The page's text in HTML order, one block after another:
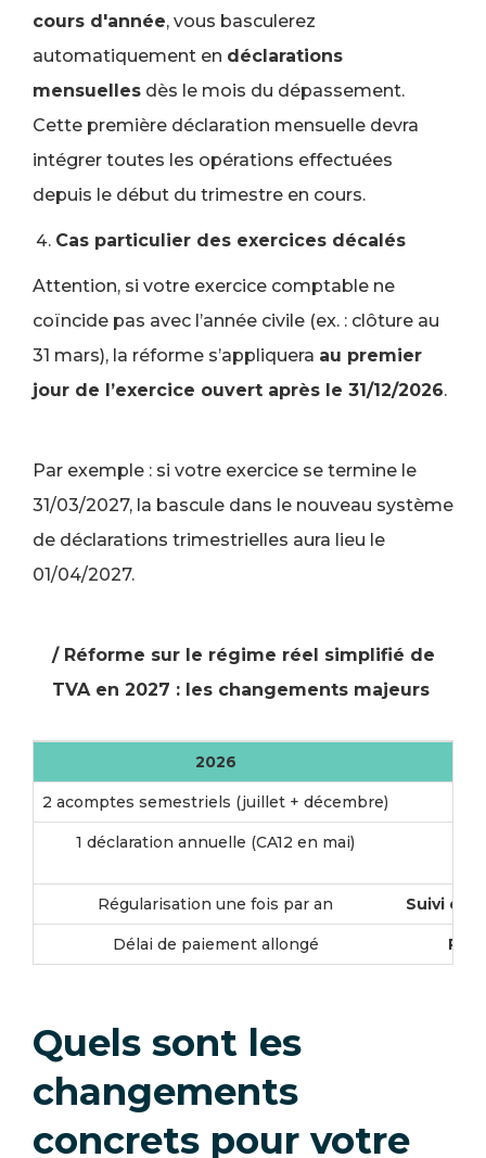
cours d'année, vous basculerez
automatiquement en déclarations
mensuelles dès le mois du dépassement.
Cette première déclaration mensuelle devra
intégrer toutes les opérations effectuées
depuis le début du trimestre en cours.
Cas particulier des exercices décalés
Attention, si votre exercice comptable ne
coïncide pas avec l’année civile (ex. : clôture au
31 mars), la réforme s’appliquera au premier
jour de l’exercice ouvert après le 31/12/2026.
Par exemple : si votre exercice se termine le
31/03/2027, la bascule dans le nouveau système
de déclarations trimestrielles aura lieu le
01/04/2027.
/ Réforme sur le régime réel simplifié de
TVA en 2027 : les changements majeurs
2026
2 acomptes semestriels (juillet + décembre)
1 déclaration annuelle (CA12 en mai)
Régularisation une fois par an Suivi en
Délai de paiement allongé
Quels sont les
changements
concrets pour votre